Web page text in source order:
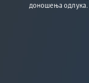
доношења одлука.